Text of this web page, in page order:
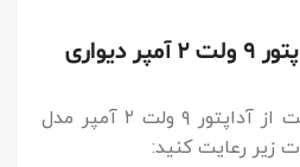
برای نگهداری و مراقبت از آداپتور ۹ ولت ۲ آمپر مدل